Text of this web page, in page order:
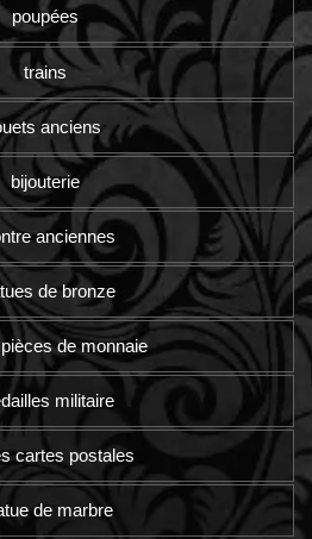
poupées
trains
anciens
bijouterie
anciennes
de bronze
de monnaie
militaire
cartes postales
de marbre